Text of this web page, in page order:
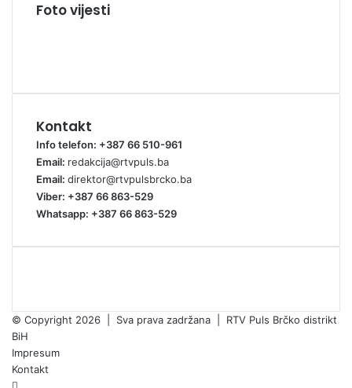
Foto vijesti
Kontakt
Info telefon: +387 66 510-961
Email: redakcija@rtvpuls.ba
Email: direktor@rtvpulsbrcko.ba
Viber: +387 66 863-529
Whatsapp: +387 66 863-529
© Copyright 2026 | Sva prava zadržana | RTV Puls Brčko distrikt
BiH
Impresum
Kontakt